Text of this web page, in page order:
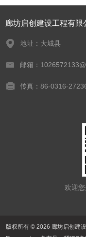
廊坊启创建设工程有限
地址：大城县
邮箱：
传真：86-0316-
欢迎
版权所有 © 2026 廊坊启创建